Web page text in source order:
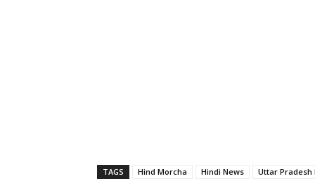
TAGS Hind Morcha Hindi News Uttar Pradesh